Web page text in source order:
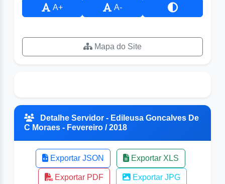
A+ A-
Mapa do Site
Detalhe Servidor - Edileusa Goncalves De
C Moraes - Fevereiro / 2018
Exportar JSON Exportar XLS
Exportar PDF Exportar JPG